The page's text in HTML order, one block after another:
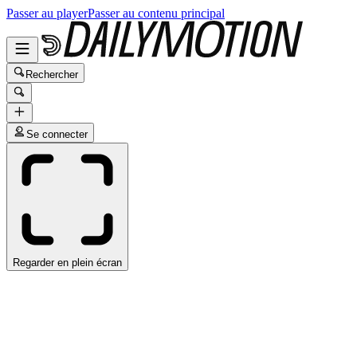
Passer au playerPasser au contenu principal
Rechercher
Se connecter
Regarder en plein écran